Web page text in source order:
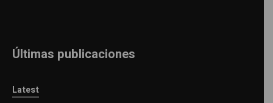
Últimas publicaciones
Latest